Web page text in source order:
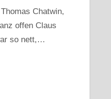
Chatwin,
offen Claus
so nett,…